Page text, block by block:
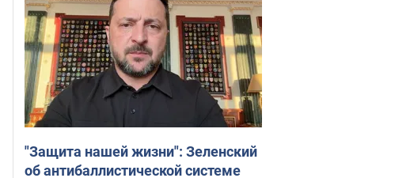
"Защита нашей жизни": Зеленский
об антибаллистической системе